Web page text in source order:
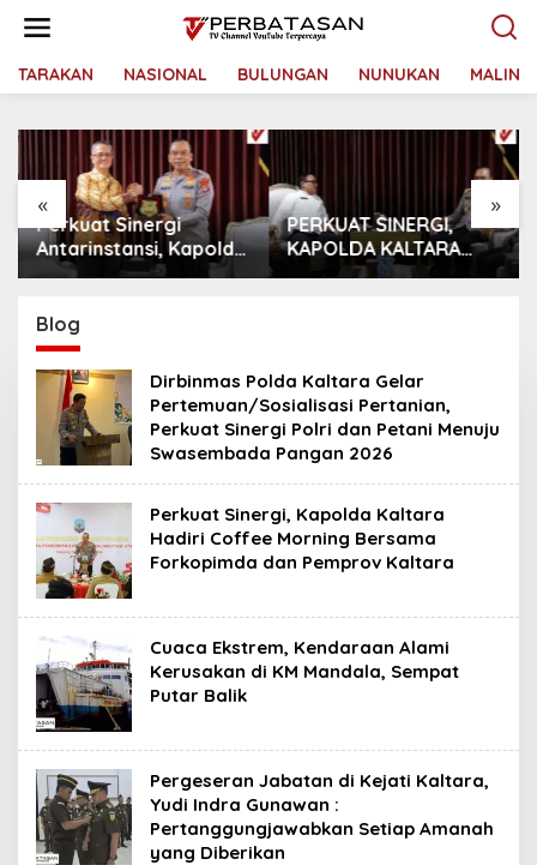
t
TARAKAN NASIONAL BULUNGAN NUNUKAN
« »
Perkuat Sinergi
Antarinstansi, Kapolda
Kaltara Terima
Tanjung Redeb dan
KPP Pratama Tarakan
PERKUAT SINERGI,
KAPOLDA KALTARA
TERIMA SILATURAHMI
Blog
Dirbinmas Polda Kaltara Gelar
Pertemuan/Sosialisasi Pertanian,
Perkuat Sinergi Polri dan Petani Menuju
Swasembada Pangan 2026
Perkuat Sinergi, Kapolda Kaltara
Hadiri Coffee Morning Bersama
Forkopimda dan Pemprov Kaltara
Cuaca Ekstrem, Kendaraan Alami
Kerusakan di KM Mandala, Sempat
Putar Balik
Pergeseran Jabatan di Kejati Kaltara,
Yudi Indra Gunawan :
Pertanggungjawabkan Setiap Amanah
yang Diberikan